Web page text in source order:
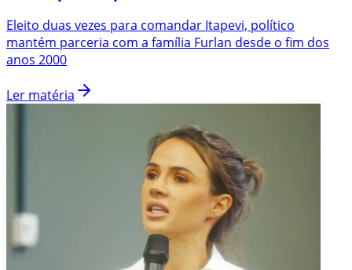
Eleito duas vezes para comandar Itapevi, político
mantém parceria com a família Furlan desde o fim dos
anos 2000
Ler matéria